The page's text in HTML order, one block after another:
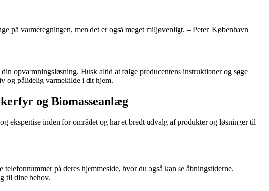
på varmeregningen, men det er også meget miljøvenligt. – Peter, København
opvarmningsløsning. Husk altid at følge producentens instruktioner og søge
og pålidelig varmekilde i dit hjem.
og Biomasseanlæg
ekspertise inden for området og har et bredt udvalg af produkter og løsninger til
på deres hjemmeside, hvor du også kan se åbningstiderne.
til dine behov.